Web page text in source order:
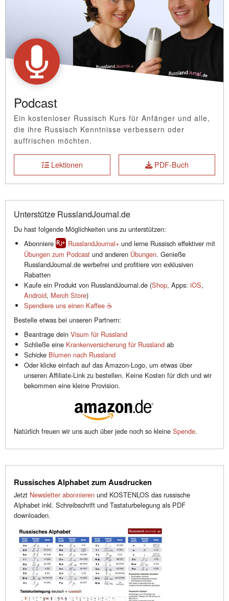
Podcast
Ein kostenloser Russisch Kurs für Anfänger und alle,
die ihre Russisch Kenntnisse verbessern oder
auffrischen möchten.
Lektionen PDF-Buch
Unterstütze RusslandJournal.de
Du hast folgende Möglichkeiten uns zu unterstützen:
Abonniere
RusslandJournal+ und lerne Russisch effektiver mit
Übungen zum Podcast und anderen Übungen. Genieße
RusslandJournal.de werbefrei und profitiere von exklusiven
Rabatten
Kaufe ein Produkt von RusslandJournal.de (Shop, Apps: iOS,
Android, Merch Store)
Spendiere uns einen Kaffee ☕️
Bestelle etwas bei unseren Partnern:
Beantrage dein Visum für Russland
Schließe eine Krankenversicherung für Russland ab
Schicke Blumen nach Russland
Oder klicke einfach auf das Amazon-Logo, um etwas über
unseren Affiliate-Link zu bestellen. Keine Kosten für dich und wir
bekommen eine kleine Provision.
Natürlich freuen wir uns auch über jede noch so kleine Spende.
Russisches Alphabet zum Ausdrucken
Jetzt Newsletter abonnieren und KOSTENLOS das russische
Alphabet inkl. Schreibschrift und Tastaturbelegung als PDF
downloaden.